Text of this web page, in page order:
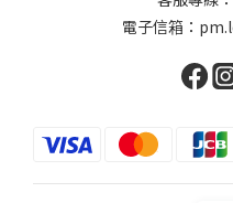
電子信箱：